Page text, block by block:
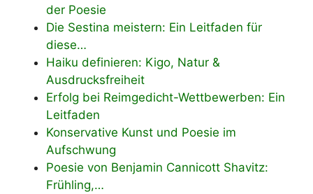
der Poesie
Die Sestina meistern: Ein Leitfaden für
diese…
Haiku definieren: Kigo, Natur &
Ausdrucksfreiheit
Erfolg bei Reimgedicht-Wettbewerben: Ein
Leitfaden
Konservative Kunst und Poesie im
Aufschwung
Poesie von Benjamin Cannicott Shavitz:
Frühling,…